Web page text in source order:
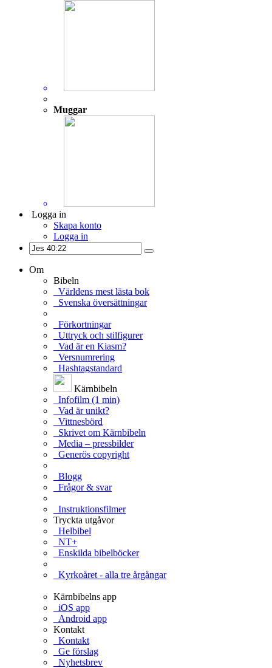
Muggar
Logga in
Skapa konto
Logga in
Om
Bibeln
Världens mest lästa bok
Svenska översättningar
Förkortningar
Uttryck och stilfigurer
Vad är en Kiasm?
Versnumrering
Hashtagstandard
Kärnbibeln
Infofilm (1 min)
Vad är unikt?
Vittnesbörd
Skrivet om Kärnbibeln
Media – pressbilder
Generös copyright
Blogg
Frågor & svar
Instruktionsfilmer
Tryckta utgåvor
Helbibel
NT+
Enskilda bibelböcker
Kyrkoåret - alla tre årgångar
Kärnbibelns app
iOS app
Android app
Kontakt
Kontakt
Ge förslag
Nyhetsbrev